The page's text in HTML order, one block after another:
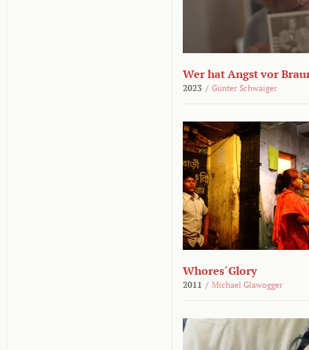
Wer hat Angst vor
2023 / Günter Schwaiger
Whores´Glory
2011 / Michael Glawogger